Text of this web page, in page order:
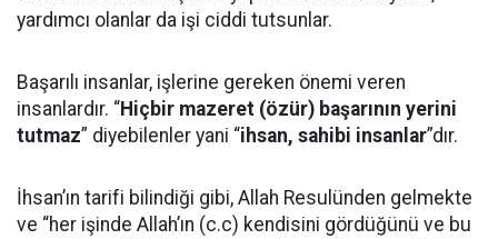
yardımcı olanlar da işi ciddi tutsunlar.
Başarılı insanlar, işlerine gereken önemi veren
insanlardır. “Hiçbir mazeret (özür) başarının yerini
tutmaz” diyebilenler yani “ihsan, sahibi insanlar”dır.
İhsan’ın tarifi bilindiği gibi, Allah Resulünden gelmekte
ve “her işinde Allah’ın (c.c) kendisini gördüğünü ve bu